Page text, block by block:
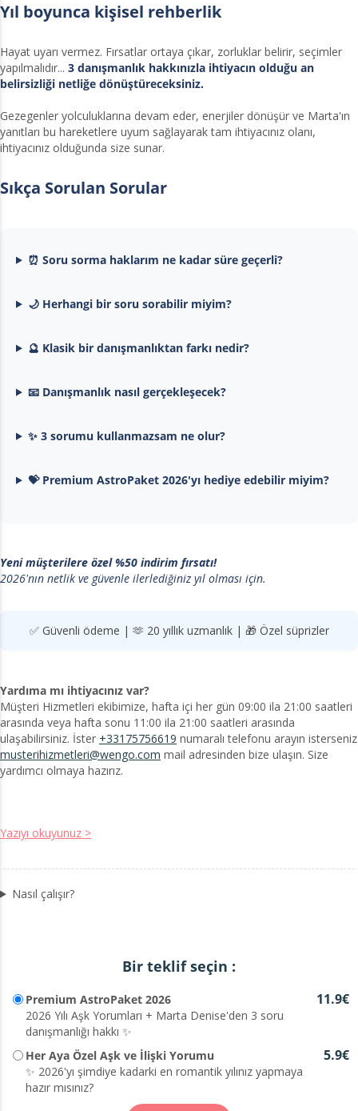
Yıl boyunca kişisel rehberlik
Hayat uyarı vermez. Fırsatlar ortaya çıkar, zorluklar belirir, seçimler
yapılmalıdır... 3 danışmanlık hakkınızla ihtiyacın olduğu an
belirsizliği netliğe dönüştüreceksiniz.
Gezegenler yolculuklarına devam eder, enerjiler dönüşür ve Marta'ın
yanıtları bu hareketlere uyum sağlayarak tam ihtiyacınız olanı,
ihtiyacınız olduğunda size sunar.
Sıkça Sorulan Sorular
⏰ Soru sorma haklarım ne kadar süre geçerli?
🌙 Herhangi bir soru sorabilir miyim?
🔮 Klasik bir danışmanlıktan farkı nedir?
📧 Danışmanlık nasıl gerçekleşecek?
✨ 3 sorumu kullanmazsam ne olur?
💝 Premium AstroPaket 2026'yı hediye edebilir miyim?
Yeni müşterilere özel %50 indirim fırsatı!
2026'nın netlik ve güvenle ilerlediğiniz yıl olması için.
✅ Güvenli ödeme | 🫶 20 yıllık uzmanlık | 🎁 Özel süprizler
Yardıma mı ihtiyacınız var?
Müşteri Hizmetleri ekibimize, hafta içi her gün 09:00 ila 21:00 saatleri
arasında veya hafta sonu 11:00 ila 21:00 saatleri arasında
ulaşabilirsiniz. İster +33175756619 numaralı telefonu arayın isterseniz
musterihizmetleri@wengo.com
yardımcı olmaya hazırız.
Yazıyı okuyunuz >
Nasıl çalışır?
Bir teklif seçin :
Premium AstroPaket 2026
2026 Yılı Aşk Yorumları + Marta Denise'den 3 soru
danışmanlığı hakkı ✨
11.9€
Her Aya Özel Aşk ve İlişki Yorumu
✨ 2026'yı şimdiye kadarki en romantik yılınız yapmaya
hazır mısınız?
5.9€